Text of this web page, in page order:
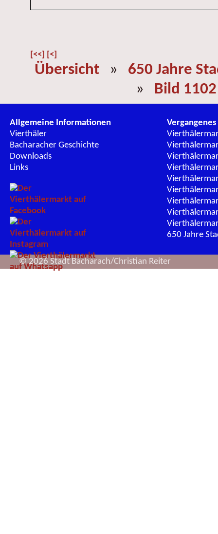
[<<] [<]
Übersicht » 650 Jahre
» Bild 1102
Allgemeine Informationen
Vierthäler
Bacharacher Geschichte
Downloads
Links
Vergangenes
650 Jahre
© 2026 Stadt Bacharach/Christian Reiter